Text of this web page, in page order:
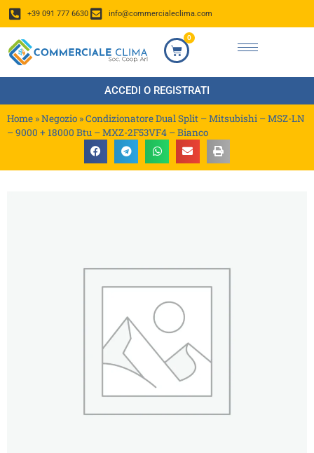
+39 091 777 6630 info@commercialeclima.com
0
ACCEDI O REGISTRATI
Home »Negozio »Condizionatore Dual Split – Mitsubishi – MSZ-LN
– 9000 + 18000 Btu – MXZ-2F53VF4 – Bianco